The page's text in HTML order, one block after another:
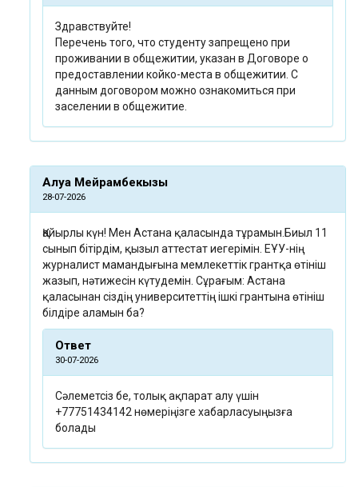
Здравствуйте!
Перечень того, что студенту запрещено при
проживании в общежитии, указан в Договоре о
предоставлении койко-места в общежитии. С
данным договором можно ознакомиться при
заселении в общежитие.
Алуа Мейрамбекқызы
28-07-2026
Қайырлы күн! Мен Астана қаласында тұрамын.Биыл 11
сынып бітірдім, қызыл аттестат иегерімін. ЕҰУ-нің
журналист мамандығына мемлекеттік грантқа өтініш
жазып, нәтижесін күтудемін. Сұрағым: Астана
қаласынан сіздің университеттің ішкі грантына өтініш
білдіре аламын ба?
Ответ
30-07-2026
Сәлеметсіз бе, толық ақпарат алу үшін
+77751434142 нөмеріңізге хабарласуыңызға
болады